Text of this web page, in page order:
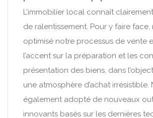
L’immobilier local connaît
de ralentissement. Pour y faire face,
optimisé notre processus de vente
l’accent sur la préparation et les
présentation des biens, dans
une atmosphère d’achat irrésistible.
également adopté de nouveaux
innovants basés sur les dernières